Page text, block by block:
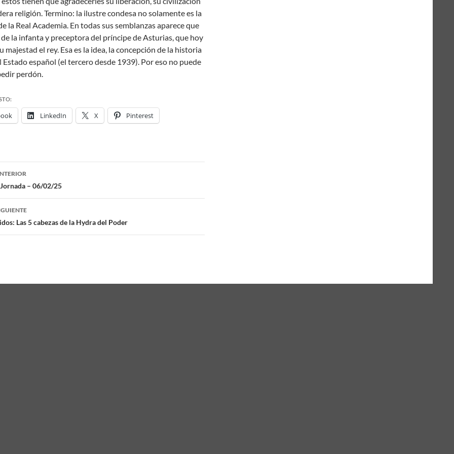
religión. Termino: la ilustre condesa no solamente es la
la Real Academia. En todas sus semblanzas aparece que
la infantay preceptora del príncipe de Asturias, que hoy
majestad el rey. Esa es la idea, la concepción de la historia
Estado español (el tercero desde 1939). Por eso no puede
perdón.
LinkedIn X Pinterest
– 06/02/25
Las 5 cabezas de la Hydra del Poder